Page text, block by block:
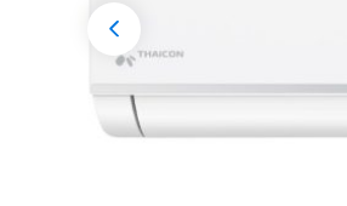
Previous